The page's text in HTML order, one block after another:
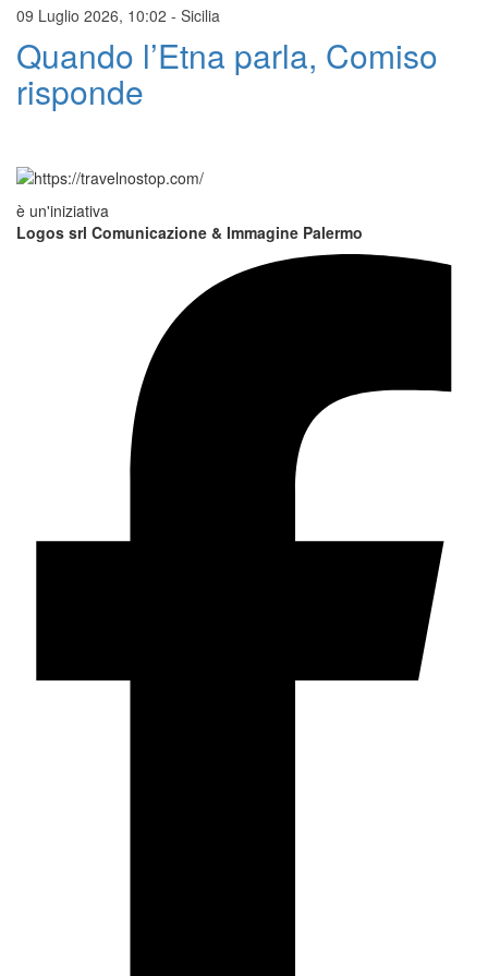
09 Luglio 2026, 10:02 - Sicilia
Quando l’Etna parla, Comiso
risponde
è un'iniziativa
Logos srl Comunicazione & Immagine Palermo